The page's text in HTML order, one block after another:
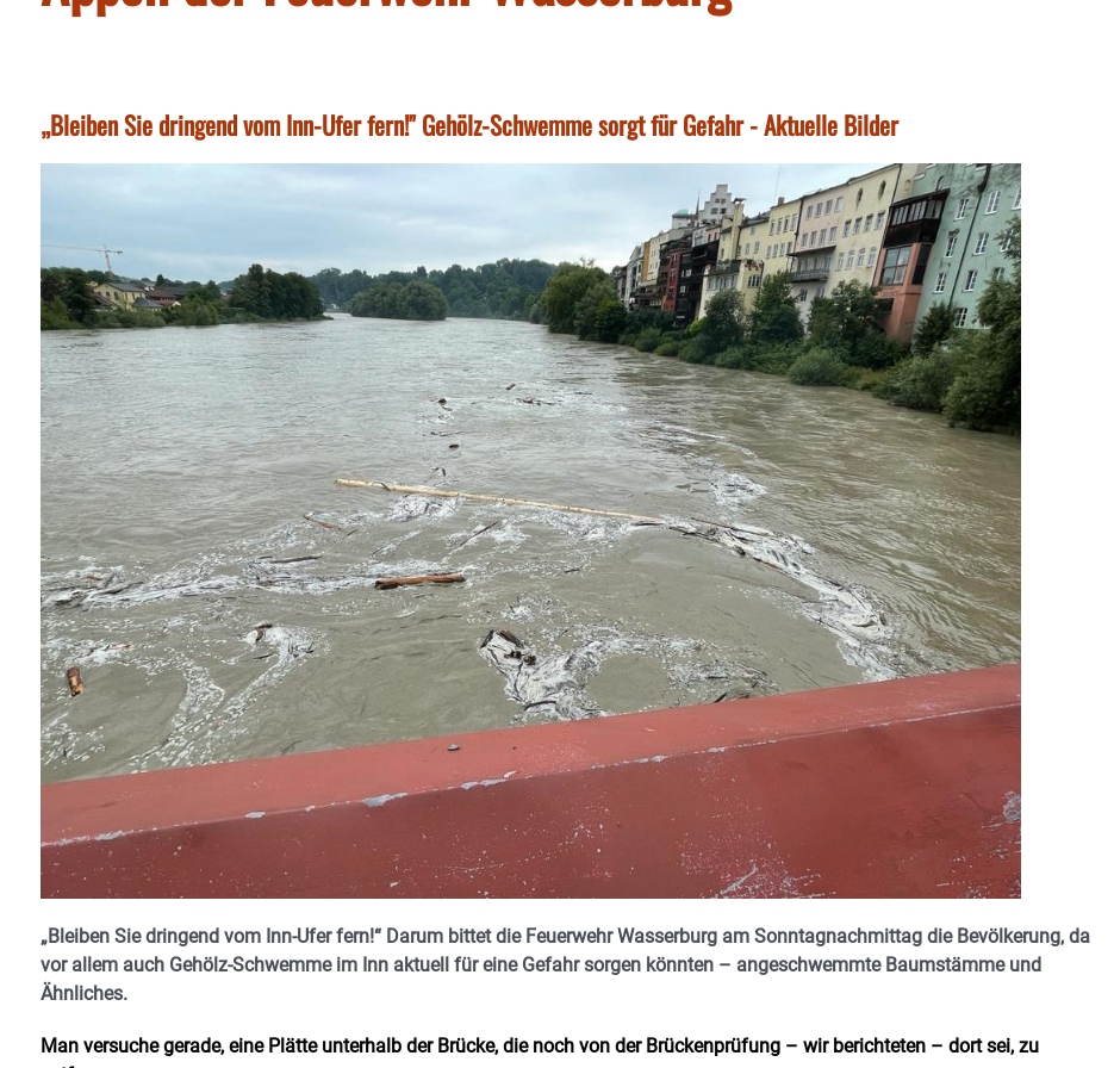
„Bleiben Sie dringend vom Inn-Ufer fern!" Gehölz-Schwemme sorgt für Gefahr - Aktuelle Bilder
„Bleiben Sie dringend vom Inn-Ufer fern!“ Darum bittet die Feuerwehr Wasserburg am Sonntagnachmittag die Bevölkerung, da
vor allem auch Gehölz-Schwemme im Inn aktuell für eine Gefahr sorgen könnten – angeschwemmte Baumstämme und
Ähnliches.
Man versuche gerade, eine Plätte unterhalb der Brücke, die noch von der Brückenprüfung – wir berichteten – dort sei, zu